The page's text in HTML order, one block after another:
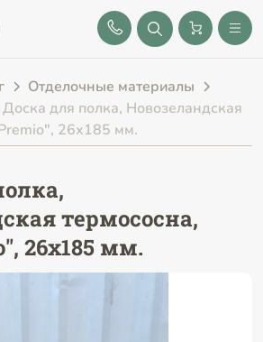
8 (843) 212-25-32
Отделочные материалы
Доска для полка, Новозеландская
26х185 мм.
термососна,
26х185 мм.